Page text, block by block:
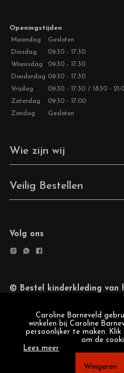
Openingstijden
Maandag
Gesloten
Dinsdag
09:30 - 17:30
Woensdag
09:30 - 17:30
Donderdag 09:30 - 17:30
Vrijdag
09:30 - 17:30 / 18:30 -
Zaterdag
09:30 - 17:00
Zondag
Gesloten
Wie zijn wij
Veilig Bestellen
Volg ons
© Bestel kinderkleding van
Caroline Barneveld
winkelen bij Caroline
persoonlijker te maken.
om de
Lees meer
Weigeren